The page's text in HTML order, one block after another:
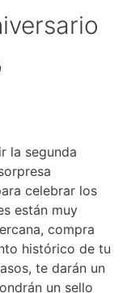
la segunda
celebrar los
están muy
compra
histórico de tu
te darán un
un sello